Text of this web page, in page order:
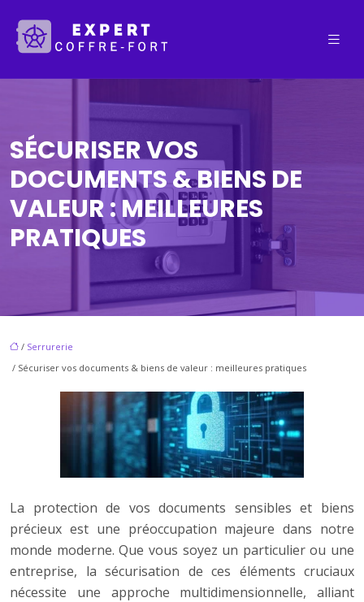
SÉCURISER VOS
DOCUMENTS & BIENS DE
VALEUR : MEILLEURES
PRATIQUES
/ Serrurerie
/ Sécuriser vos documents & biens de valeur : meilleures pratiques
La protection de vos documents sensibles et biens
précieux est une préoccupation majeure dans notre
monde moderne. Que vous soyez un particulier ou une
entreprise, la sécurisation de ces éléments cruciaux
nécessite une approche multidimensionnelle, alliant